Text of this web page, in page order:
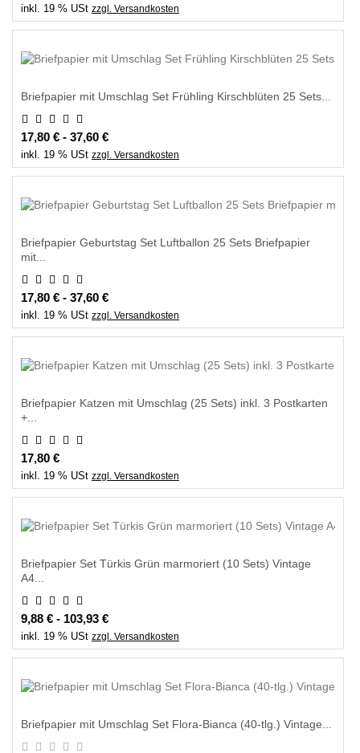
inkl. 19 % USt zzgl. Versandkosten
Briefpapier mit Umschlag Set Frühling Kirschblüten 25 Sets...
17,80 € - 37,60 €
inkl. 19 % USt zzgl. Versandkosten
Briefpapier Geburtstag Set Luftballon 25 Sets Briefpapier
mit...
17,80 € - 37,60 €
inkl. 19 % USt zzgl. Versandkosten
Briefpapier Katzen mit Umschlag (25 Sets) inkl. 3 Postkarten
+...
17,80 €
inkl. 19 % USt zzgl. Versandkosten
Briefpapier Set Türkis Grün marmoriert (10 Sets) Vintage
A4...
9,88 € - 103,93 €
inkl. 19 % USt zzgl. Versandkosten
Briefpapier mit Umschlag Set Flora-Bianca (40-tlg.) Vintage...